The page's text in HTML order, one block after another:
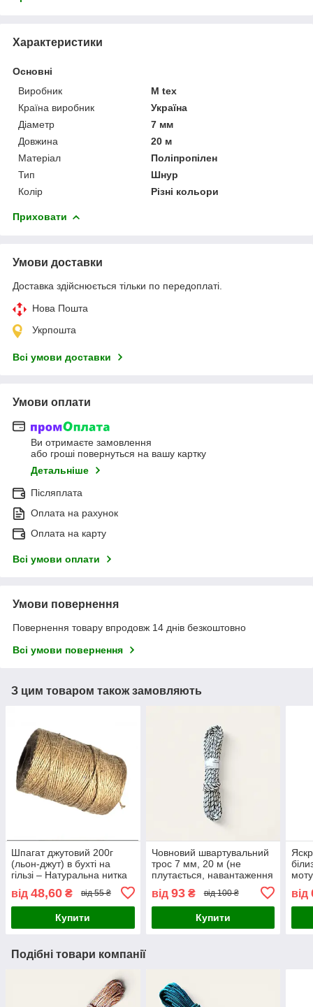
Характеристики
Основні
Виробник
M tex
Країна виробник
Україна
Діаметр
7 мм
Довжина
20 м
Матеріал
Поліпропілен
Тип
Шнур
Колір
Різні кольори
Приховати
Умови доставки
Доставка здійснюється тільки по передоплаті.
Нова Пошта
Укрпошта
Всі умови доставки
Умови оплати
Ви отримаєте замовлення
або гроші повернуться на вашу картку
Детальніше
Післяплата
Оплата на рахунок
Оплата на карту
Всі умови оплати
Умови повернення
Повернення товару впродовж 14 днів безкоштовно
Всі умови повернення
З цим товаром також замовляють
Шпагат джутовий 200г
(льон-джут) в бухті на
гільзі – Натуральна нитка
для підв'язування рослин,
декору та господарських
потреб
від 48,60 ₴ від 55 ₴
Купити
Човновий швартувальний
трос 7 мм, 20 м (не
плутається, навантаження
від 93₴ від 100 ₴
Купити
від
Подібні товари компанії